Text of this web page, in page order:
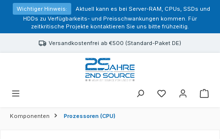
springen
Wichtiger Hinweis:
Aktuell kann es bei Server-RAM, CPUs, SSDs und
HDDs zu Verfügbarkeits- und Preisschwankungen kommen. Für
zeitkritische Projekte kontaktieren Sie uns bitte frühzeitig.
Versandkostenfrei ab €500 (Standard-Paket DE)
Sie haben 0
Komponenten Prozessoren (CPU)